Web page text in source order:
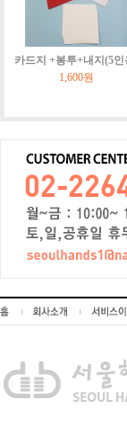
카드지 +봉투+내지(5인
1,600원